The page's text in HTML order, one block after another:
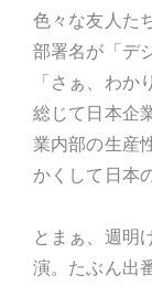
色々な友人た
部署名が「デ
「さぁ、わか
総じて日本企
業内部の生産
かくして日本
とまぁ、週明
演。たぶん出